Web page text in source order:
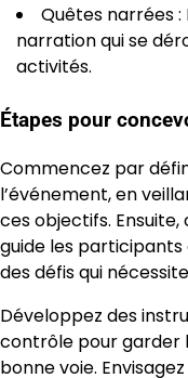
Quêtes narrées
narration qui se
activités.
Étapes pour
Commencez par
l’événement, en
ces objectifs.
guide les
des défis qui
Développez des
contrôle pour garder
bonne voie.